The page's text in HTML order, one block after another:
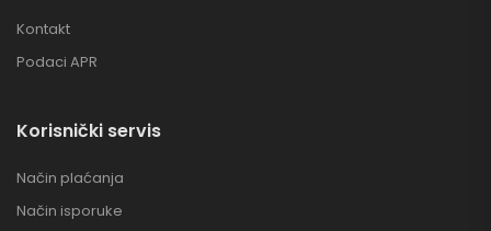
Kontakt
Podaci APR
Korisnički servis
Način plaćanja
Način isporuke